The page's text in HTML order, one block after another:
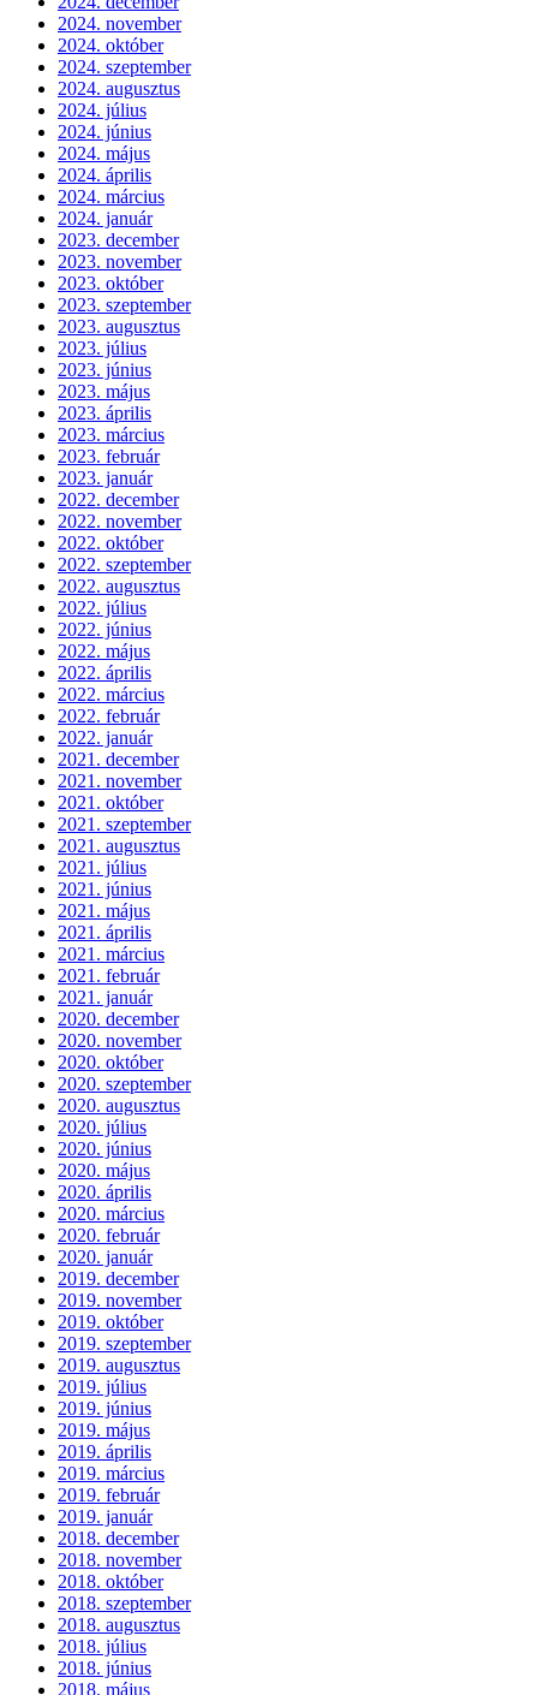
2024. november
2024. október
2024. szeptember
2024. augusztus
2024. július
2024. június
2024. május
2024. április
2024. március
2024. január
2023. december
2023. november
2023. október
2023. szeptember
2023. augusztus
2023. július
2023. június
2023. május
2023. április
2023. március
2023. február
2023. január
2022. december
2022. november
2022. október
2022. szeptember
2022. augusztus
2022. július
2022. június
2022. május
2022. április
2022. március
2022. február
2022. január
2021. december
2021. november
2021. október
2021. szeptember
2021. augusztus
2021. július
2021. június
2021. május
2021. április
2021. március
2021. február
2021. január
2020. december
2020. november
2020. október
2020. szeptember
2020. augusztus
2020. július
2020. június
2020. május
2020. április
2020. március
2020. február
2020. január
2019. december
2019. november
2019. október
2019. szeptember
2019. augusztus
2019. július
2019. június
2019. május
2019. április
2019. március
2019. február
2019. január
2018. december
2018. november
2018. október
2018. szeptember
2018. augusztus
2018. július
2018. június
2018. május